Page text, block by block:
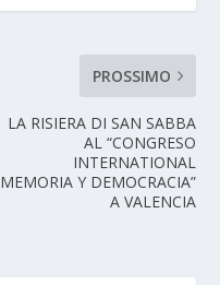
PROSSIMO
LA RISIERA DI SAN SABBA
AL “CONGRESO
INTERNATIONAL
MEMORIA Y DEMOCRACIA”
A VALENCIA